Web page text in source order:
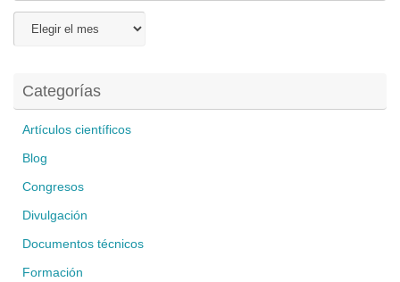
Categorías
Artículos científicos
Blog
Congresos
Divulgación
Documentos técnicos
Formación